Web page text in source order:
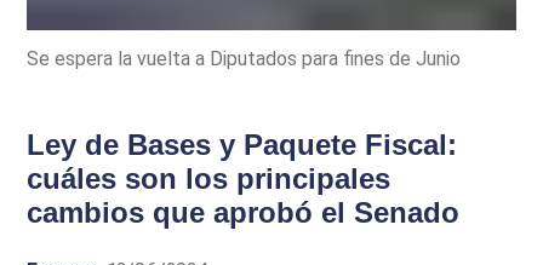
Se espera la vuelta a Diputados para fines de Junio
Ley de Bases y Paquete Fiscal:
cuáles son los principales
cambios que aprobó el Senado